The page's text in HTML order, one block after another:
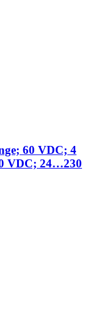
60 VDC; 4
VDC; 24…230